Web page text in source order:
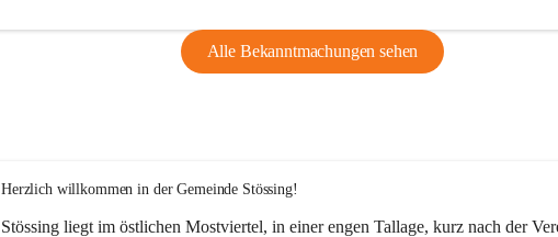
Alle Bekanntmachungen sehen
Herzlich willkommen in der Gemeinde Stössing!
Stössing liegt im östlichen Mostviertel, in einer engen Tallage, kurz nach der